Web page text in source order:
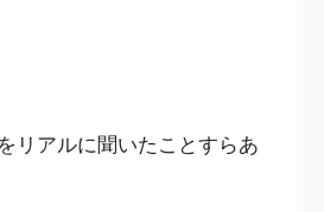
リアルに聞いたことすらあ